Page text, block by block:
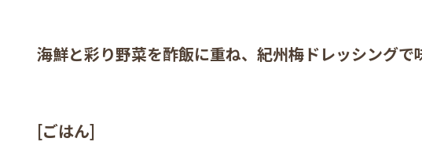
海鮮と彩り野菜を酢飯に重ね、紀州梅ドレッシングで
[ごはん]